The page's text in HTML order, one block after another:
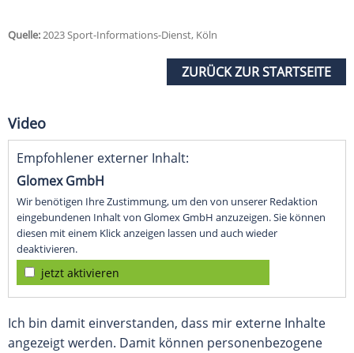
Quelle:2023 Sport-Informations-Dienst, Köln
ZURÜCK ZUR STARTSEITE
Video
Empfohlener externer Inhalt:
Glomex GmbH
Wir benötigen Ihre Zustimmung, um den von unserer Redaktion
eingebundenen Inhalt von Glomex GmbH anzuzeigen. Sie können
diesen mit einem Klick anzeigen lassen und auch wieder
deaktivieren.
jetzt aktivieren
Ich bin damit einverstanden, dass mir externe Inhalte
angezeigt werden. Damit können personenbezogene